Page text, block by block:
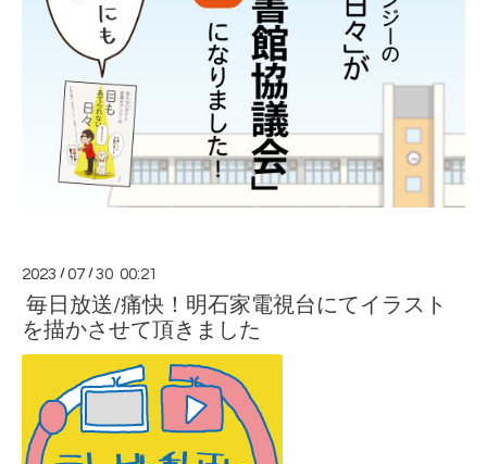
2023 /07 /30 00:21
毎日放送/痛快！明石家電視台にてイラスト
を描かさせて頂きました